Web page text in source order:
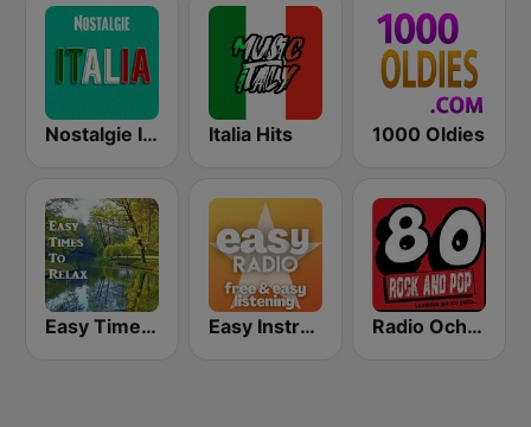
Nostalgie Italia Italia Hits 1000 Oldies
Easy Times To Relax Easy Instrumentals Radio Ochentas España